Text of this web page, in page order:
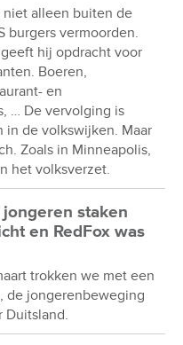
niet alleen buiten de
burgers vermoorden.
hij opdracht voor
Boeren,
en
… De vervolging is
in de volkswijken. Maar
Zoals in Minneapolis,
het volksverzet.
staken
en RedFox was
trokken we met een
de jongerenbeweging
Duitsland.